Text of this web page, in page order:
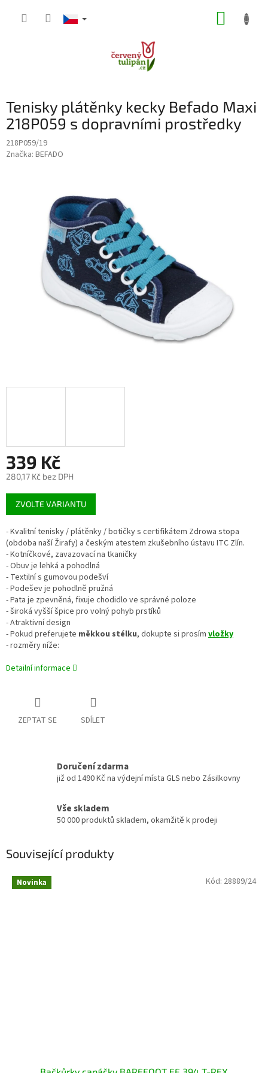
Tenisky plátěnky kecky Befado Maxi
218P059 s dopravními prostředky
218P059/19
Značka: BEFADO
339 Kč
280,17 Kč bez DPH
Měrná
cena:
ZVOLTE VARIANTU
- Kvalitní tenisky / plátěnky / botičky s certifikátem Zdrowa stopa
(obdoba naší Žirafy) a českým atestem zkušebního ústavu ITC Zlín.
- Kotníčkové, zavazovací na tkaničky
- Obuv je lehká a pohodlná
- Textilní s gumovou podešví
- Podešev je pohodlně pružná
- Pata je zpevněná, fixuje chodidlo ve správné poloze
- široká vyšší špice pro volný pohyb prstíků
- Atraktivní design
- Pokud preferujete měkkou stélku, dokupte si prosím vložky
- rozměry níže:
Detailní informace
ZEPTAT SE SDÍLET
Doručení zdarma
již od 1490 Kč na výdejní místa GLS nebo Zásilkovny
Vše skladem
50 000 produktů skladem, okamžitě k prodeji
Související produkty
Novinka Kód: 28889/24